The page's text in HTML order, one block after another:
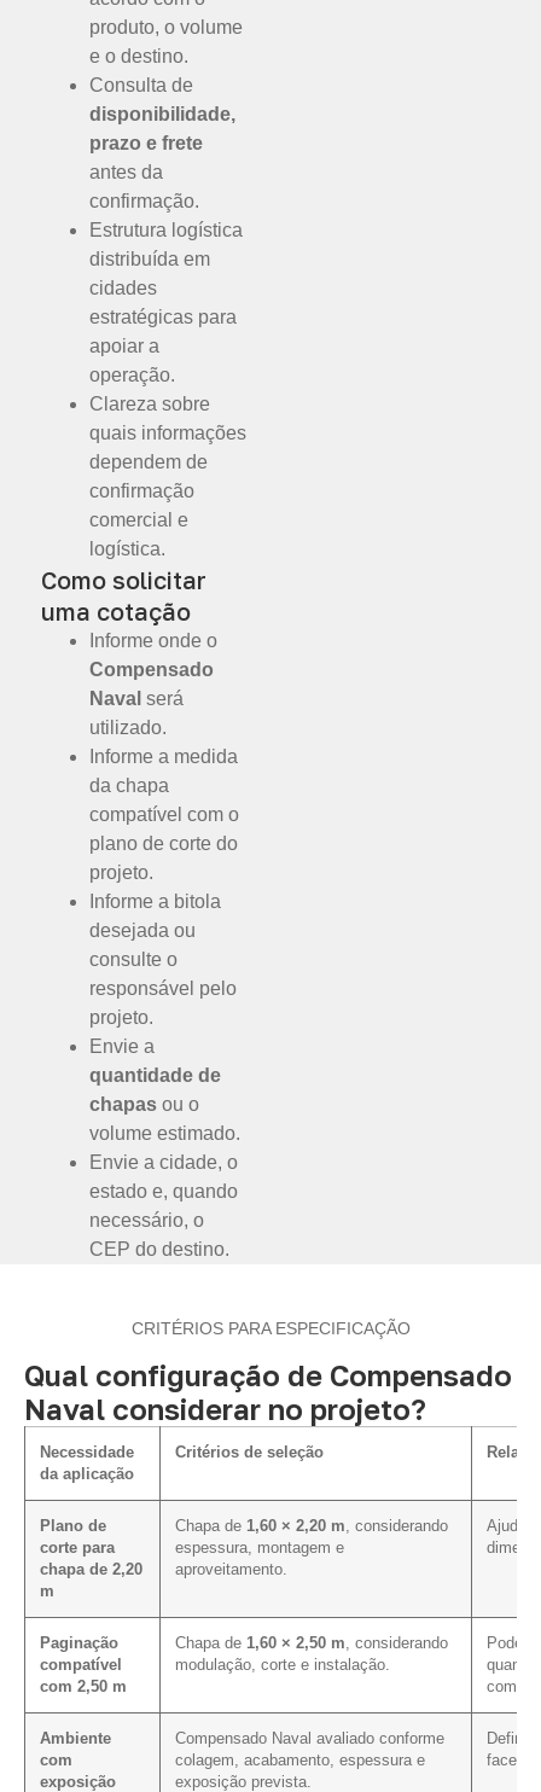
produto, o volume
e o destino.
Consulta de
disponibilidade,
prazo e frete
antes da
confirmação.
Estrutura logística
distribuída em
cidades
estratégicas para
apoiar a
operação.
Clareza sobre
quais informações
dependem de
confirmação
comercial e
logística.
Como solicitar
uma cotação
Informe onde o
Compensado
Naval será
utilizado.
Informe a medida
da chapa
compatível com o
plano de corte do
projeto.
Informe a bitola
desejada ou
consulte o
responsável pelo
projeto.
Envie a
quantidade de
chapas ou o
volume estimado.
Envie a cidade, o
estado e, quando
necessário, o
CEP do destino.
CRITÉRIOS PARA ESPECIFICAÇÃO
Qual configuração de Compensado
Naval considerar no projeto?
Necessidade
da aplicação
Critérios de seleção
Plano de
corte para
chapa de 2,20
m
Chapa de 1,60 × 2,20 m , considerando
espessura, montagem e
aproveitamento.
Ajuda
Paginação
compatível
com 2,50 m
Chapa de 1,60 × 2,50 m , considerando
modulação, corte e instalação.
Pode
Ambiente
com
exposição
Compensado Naval avaliado conforme
colagem, acabamento, espessura e
exposição prevista.
Define
faces,